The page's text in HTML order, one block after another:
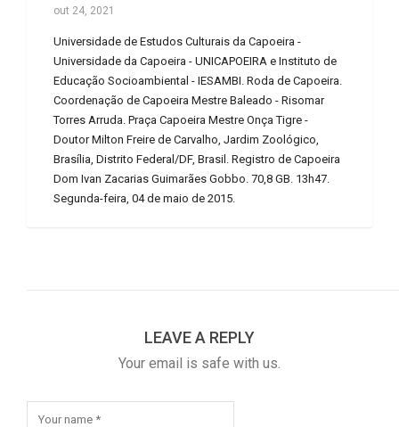
out 24, 2021
Universidade de Estudos Culturais da Capoeira -
Universidade da Capoeira - UNICAPOEIRA e Instituto de
Educação Socioambiental - IESAMBI. Roda de Capoeira.
Coordenação de Capoeira Mestre Baleado - Risomar
Torres Arruda. Praça Capoeira Mestre Onça Tigre -
Doutor Milton Freire de Carvalho, Jardim Zoológico,
Brasília, Distrito Federal/DF, Brasil. Registro de Capoeira
Dom Ivan Zacarias Guimarães Gobbo. 70,8 GB. 13h47.
Segunda-feira, 04 de maio de 2015.
LEAVE A REPLY
Your email is safe with us.